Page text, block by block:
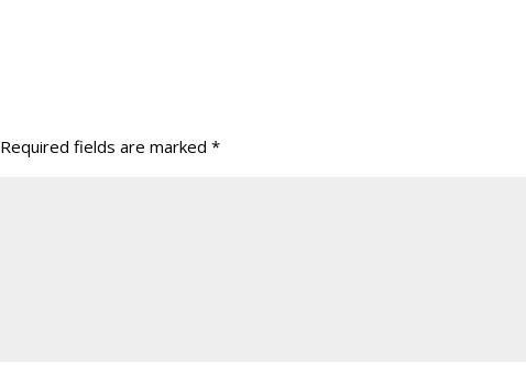
Required fields are marked*